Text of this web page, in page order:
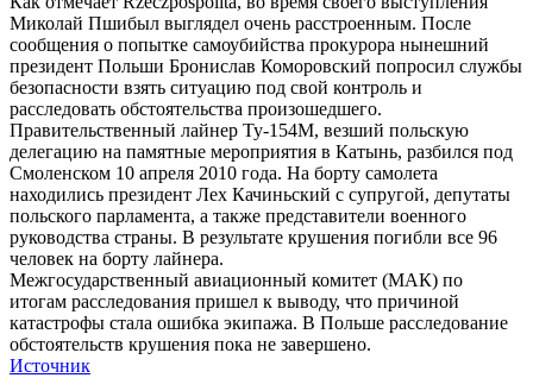
Миколай Пшибыл выглядел очень расстроенным. После
сообщения о попытке самоубийства прокурора нынешний
президент Польши Бронислав Коморовский попросил службы
безопасности взять ситуацию под свой контроль и
расследовать обстоятельства произошедшего.
Правительственный лайнер Ту-154М, везший польскую
делегацию на памятные мероприятия в Катынь, разбился под
Смоленском 10 апреля 2010 года. На борту самолета
находились президент Лех Качиньский с супругой, депутаты
польского парламента, а также представители военного
руководства страны. В результате крушения погибли все 96
человек на борту лайнера.
Межгосударственный авиационный комитет (МАК) по
итогам расследования пришел к выводу, что причиной
катастрофы стала ошибка экипажа. В Польше расследование
обстоятельств крушения пока не завершено.
Источник